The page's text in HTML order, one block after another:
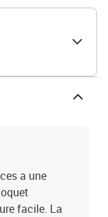
a une
facile. La